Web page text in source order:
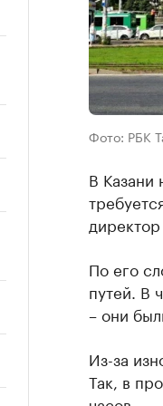
Фото: РБК
В Казани
По его
путей. В
– они
Из-за
Так, в